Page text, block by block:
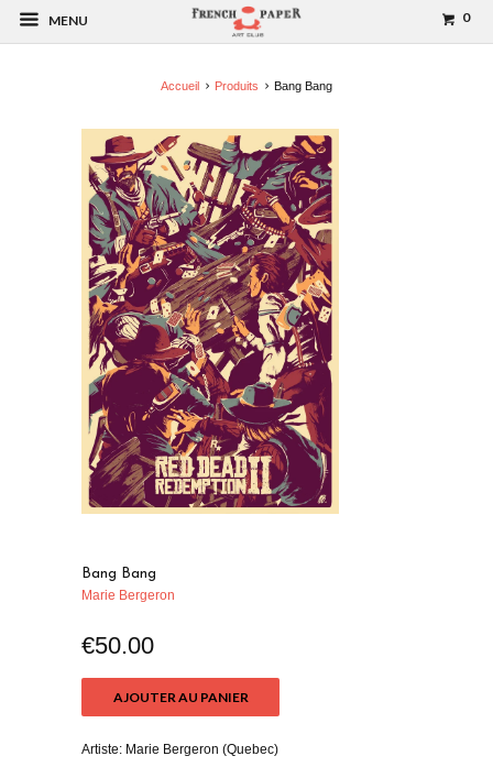
MENU 0
Accueil Produits Bang Bang
Bang Bang
Marie Bergeron
€50.00
AJOUTER AU PANIER
Artiste: Marie Bergeron (Quebec)